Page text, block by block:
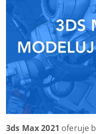
3ds Max 2021 oferuje